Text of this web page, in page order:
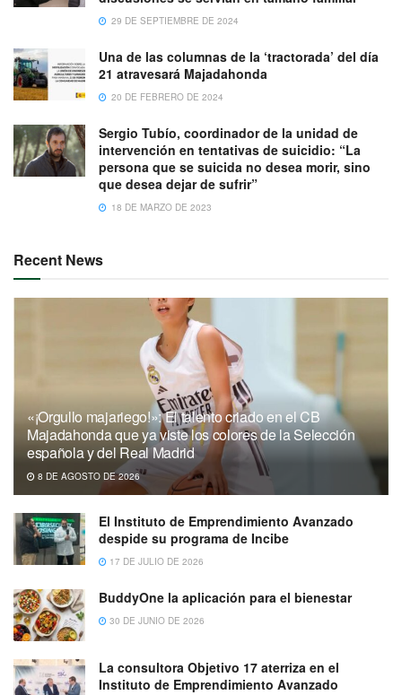
29 DE SEPTIEMBRE DE 2024
Una de las columnas de la ‘tractorada’ del día
21 atravesará Majadahonda
20 DE FEBRERO DE 2024
Sergio Tubío, coordinador de la unidad de
intervención en tentativas de suicidio: “La
persona que se suicida no desea morir, sino
que desea dejar de sufrir”
18 DE MARZO DE 2023
Recent News
«¡Orgullo majariego!»: El talento criado en el CB
Majadahonda que ya viste los colores de la Selección
española y del Real Madrid
8 DE AGOSTO DE 2026
El Instituto de Emprendimiento Avanzado
despide su programa de Incibe
17 DE JULIO DE 2026
BuddyOne la aplicación para el bienestar
30 DE JUNIO DE 2026
La consultora Objetivo 17 aterriza en el
Instituto de Emprendimiento Avanzado